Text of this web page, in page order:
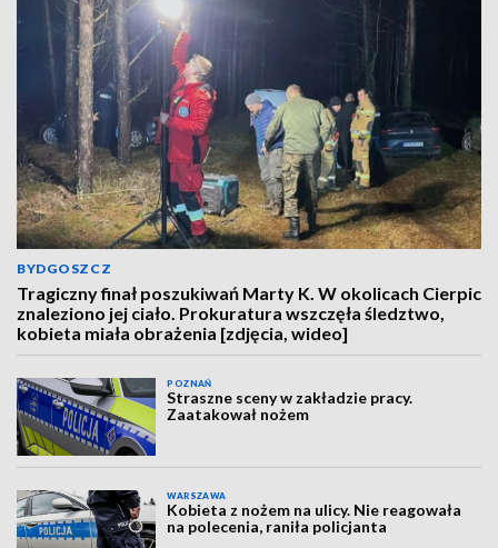
BYDGOSZCZ
Tragiczny finał poszukiwań Marty K. W okolicach Cierpic
znaleziono jej ciało. Prokuratura wszczęła śledztwo,
kobieta miała obrażenia [zdjęcia, wideo]
POZNAŃ
Straszne sceny w zakładzie pracy.
Zaatakował nożem
WARSZAWA
Kobieta z nożem na ulicy. Nie reagowała
na polecenia, raniła policjanta